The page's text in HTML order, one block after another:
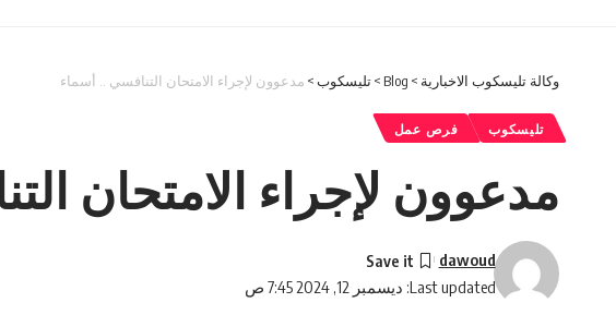
وكالة تليسكوب الاخبارية >
Blog
>تليسكوب> مدعوون لإجراء الامتحان التنافسي .. أسماء
تليسكوب فرص عمل
مدعوون لإجراء الامتحان
Last updated: ديسمبر 12, 2024 7:45 ص
dawoud